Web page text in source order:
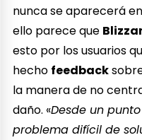
nunca se aparecerá
ello parece que
esto por los usuarios
hecho feedback
la manera de no
daño. «Desde un
problema difícil de